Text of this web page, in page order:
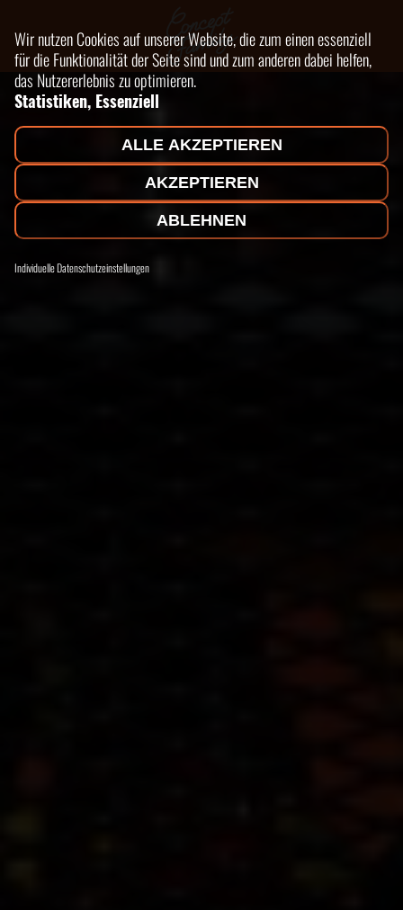
Wir nutzen Cookies auf unserer Website, die zum einen essenziell
für die Funktionalität der Seite sind und zum anderen dabei helfen,
das Nutzererlebnis zu optimieren.
Statistiken, Essenziell
Individuelle Datenschutzeinstellungen
ABLEHNEN
ALLE AKZEPTIEREN
AKZEPTIEREN